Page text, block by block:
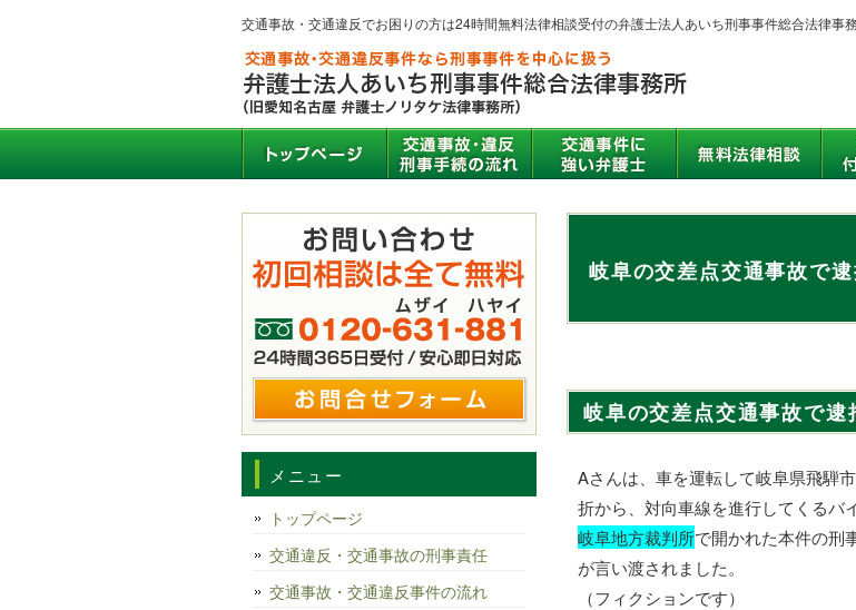
交通事故・交通違反でお困りの方は24時間無料法律相談受付の弁護士法人あいち刑事事件総合法律事
岐阜の交差点交通事故で
岐阜の交差点交通事故で
Aさんは、車を運転して岐阜県飛騨
折から、対向車線を進行してくるバ
岐阜地方裁判所で開かれた本件の刑
が言い渡されました。
（フィクションです）
メニュー
トップページ
交通違反・交通事故の刑事責任
交通事故・交通違反事件の流れ